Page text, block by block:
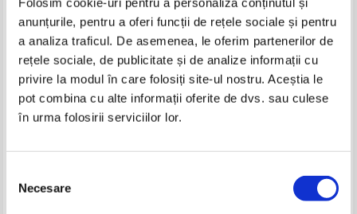
anunțurile, pentru a oferi funcții de rețele sociale și pentru
a analiza traficul. De asemenea, le oferim partenerilor de
rețele sociale, de publicitate și de analize informații cu
privire la modul în care folosiți site-ul nostru. Aceștia le
pot combina cu alte informații oferite de dvs. sau culese
în urma folosirii serviciilor lor.
consimțământului
Necesare
Daniela Tudor - Cuvinte fluide.
19,00Lei 7,60
Adaugă în coș
Epifanie Norocel - Manastirea
Ciolanu
Lei
Adaugă în coș